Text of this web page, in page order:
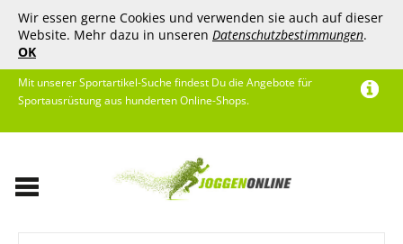
Wir essen gerne Cookies und verwenden sie auch auf dieser
Website. Mehr dazu in unseren Datenschutzbestimmungen.
OK
Mit unserer Sportartikel-Suche findest Du die Angebote für
Sportausrüstung aus hunderten Online-Shops.